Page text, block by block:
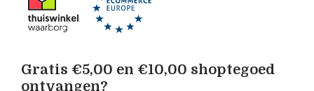
Gratis €5,00 en €10,00 shoptegoed
ontvangen?